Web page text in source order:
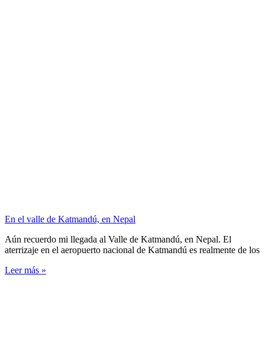
En el valle de Katmandú, en Nepal
Aún recuerdo mi llegada al Valle de Katmandú, en Nepal. El
aterrizaje en el aeropuerto nacional de Katmandú es realmente de los
Leer más »